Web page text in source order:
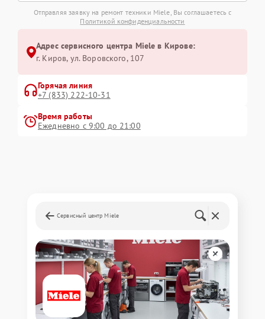
Отправляя заявку на ремонт техники Miele, Вы соглашаетесь с
Политикой конфиденциальности
Адрес сервисного центра Miele в Кирове:
г. Киров, ул. Воровского, 107
Горячая линия
+7 (833) 222-10-31
Время работы
Ежедневно с 9:00 до 21:00
Сервисный центр Miele